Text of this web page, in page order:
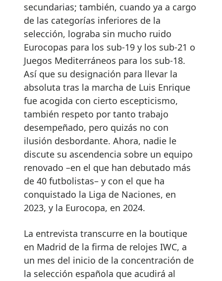
secundarias; también, cuando ya a cargo
de las categorías inferiores de la
selección, lograba sin mucho ruido
Eurocopas para los sub-19 y los sub-21 o
Juegos Mediterráneos para los sub-18.
Así que su designación para llevar la
absoluta tras la marcha de Luis Enrique
fue acogida con cierto escepticismo,
también respeto por tanto trabajo
desempeñado, pero quizás no con
ilusión desbordante. Ahora, nadie le
discute su ascendencia sobre un equipo
renovado –en el que han debutado más
de 40 futbolistas– y con el que ha
conquistado la Liga de Naciones, en
2023, y la Eurocopa, en 2024.
La entrevista transcurre en la boutique
en Madrid de la firma de relojes IWC, a
un mes del inicio de la concentración de
la selección española que acudirá al